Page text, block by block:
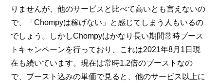
りませんが、他のサービスと比べて高いとも言えないの
で、「Chompyは稼げない」と感じてしまう人もいるの
でしょう。しかしChompyはかなり長い期間常時ブース
トキャンペーンを行っており、これは2021年8月1日現
在も続いています。現在は常時1.2倍のブーストなの
で、ブースト込みの単価で見ると、他のサービス以上に